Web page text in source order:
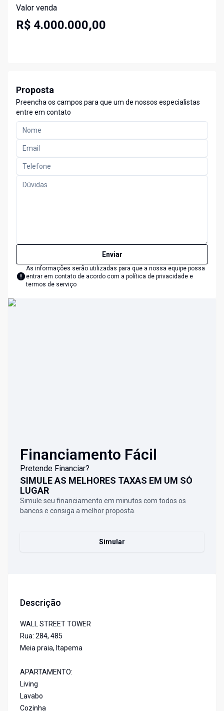
Valor venda
R$ 4.000.000,00
Proposta
Preencha os campos para que um de nossos especialistas
entre em contato
Enviar
As informações serão utilizadas para que a nossa equipe possa
entrar em contato de acordo com a política de privacidade e
termos de serviço
Financiamento Fácil
Pretende Financiar?
SIMULE AS MELHORES TAXAS EM UM SÓ
LUGAR
Simule seu financiamento em minutos com todos os
bancos e consiga a melhor proposta.
Simular
Descrição
WALL STREET TOWER
Rua: 284, 485
Meia praia, Itapema
APARTAMENTO:
Living
Lavabo
Cozinha